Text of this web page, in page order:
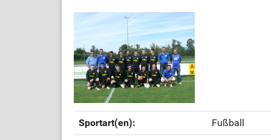
Sportart(en): Fußball